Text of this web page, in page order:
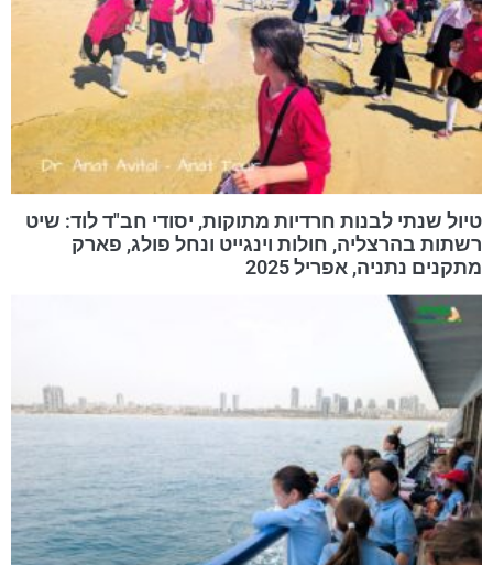
טיול שנתי לבנות חרדיות מתוקות, יסודי חב"ד לוד: שיט
רשתות בהרצליה, חולות וינגייט ונחל פולג, פארק
מתקנים נתניה, אפריל 2025